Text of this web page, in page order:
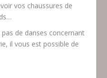
vos chaussures de
pas de danses concernant
il vous est possible de